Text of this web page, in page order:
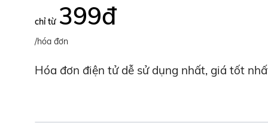
chỉ từ 399đ
/hóa đơn
Hóa đơn điện tử dễ sử dụng nhất, giá tốt